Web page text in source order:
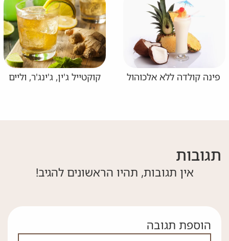
פינה קולדה ללא אלכוהול קוקטייל ג'ין, ג'ינג'ר, וליים
תגובות
אין תגובות, תהיו הראשונים להגיב!
אם אתה לא רובוט אל תמלא את השדה הזה
הוספת תגובה